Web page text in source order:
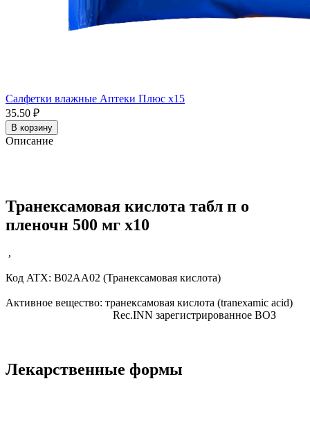
Салфетки влажные Аптеки Плюс x15
35.50 ₽
В корзину
Описание
Транексамовая кислота табл п о
пленочн 500 мг x10
,
Код ATX: B02AA02 (Транексамовая кислота)
Активное вещество: транексамовая кислота (tranexamic acid)
Rec.INN зарегистрированное ВОЗ
Лекарственные формы